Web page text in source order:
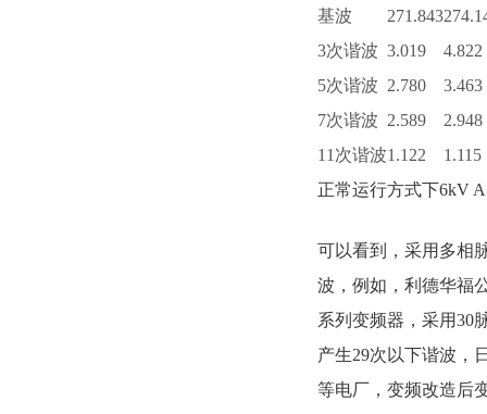
基波
271.843
3次谐波 3.019
4.822
5次谐波 2.780
3.463
7次谐波 2.589
2.948
11次谐波1.122
1.115
正常运行方式下6kV
可以看到，采用多相
波，例如，利德华福
系列变频器，采用30
产生29次以下谐波，
等电厂，变频改造后